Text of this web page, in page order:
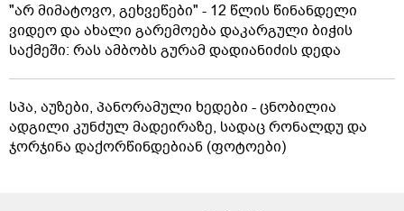
"არ მიმატოვო, გეხვეწები" - 12 წლის წინანდელი
ვიდეო და ახალი გარემოება დაკარგული ბიჭის
საქმეში: რას ამბობს გურამ დადიანიძის დედა
სპა, აუზები, პანორამული ხედები - ცნობილია
ადგილი კუნძულ მადეირაზე, სადაც რონალდუ და
ჯორჯინა დაქორწინდებიან (ფოტოები)